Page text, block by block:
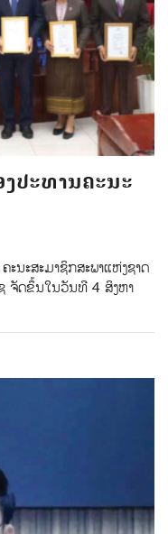
ປະທານຄະນະ
ະນະສະມາຊິກສະພາແຫ່ງຊາດ
ຈັດຂຶ້ນໃນວັນທີ 4 ສິງຫາ